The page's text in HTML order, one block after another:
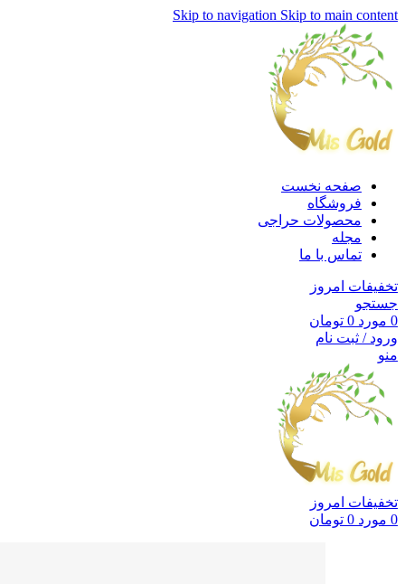
Skip to navigation Skip to main content
صفحه نخست
فروشگاه
محصولات حراجی
مجله
تماس با ما
تخفیفات امروز
جستجو
0 مورد 0 تومان
ورود / ثبت نام
منو
تخفیفات امروز
0 مورد 0 تومان